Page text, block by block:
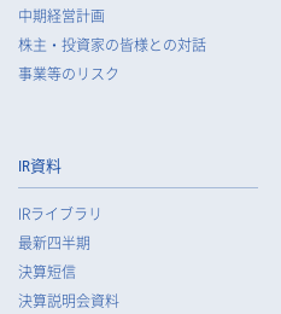
中期経営計画
株主・投資家の皆様との対話
事業等のリスク
IR資料
IRライブラリ
最新四半期
決算短信
決算説明会資料